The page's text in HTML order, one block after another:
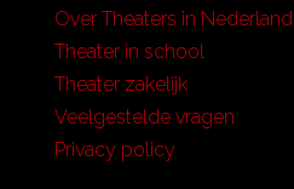
Over Theaters in Nederland
Theater in school
Theater zakelijk
Veelgestelde vragen
Privacy policy